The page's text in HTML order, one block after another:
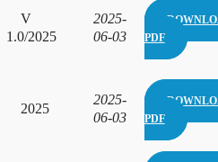
V
1.0/2025
2025-
06-03
PDF
2025
2025-
06-03
PDF